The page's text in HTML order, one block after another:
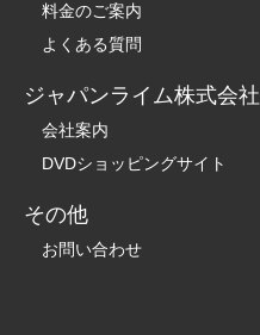
料金のご案内
よくある質問
ジャパンライム株式会社
会社案内
DVDショッピングサイト
その他
お問い合わせ